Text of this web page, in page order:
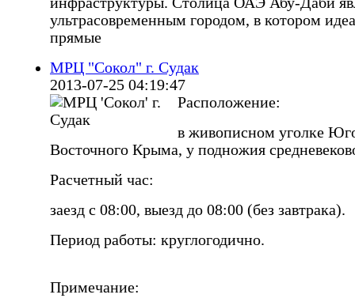
ультрасовременным городом, в котором
прямые
МРЦ "Сокол" г. Судак
2013-07-25 04:19:47
Расположение:
в живописном уголке
Восточного Крыма, у подножия
Расчетный час:
заезд с 08:00, выезд до 08:00 (без завтрака).
Период работы: круглогодично.
Примечание: